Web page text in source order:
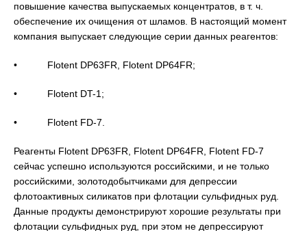
повышение качества выпускаемых концентратов, в т. ч.
обеспечение их очищения от шламов. В настоящий момент
компания выпускает следующие серии данных реагентов:
• Flotent DP63FR, Flotent DP64FR;
• Flotent DT-1;
• Flotent FD-7.
Реагенты Flotent DP63FR, Flotent DP64FR, Flotent FD-7
сейчас успешно используются российскими, и не только
российскими, золотодобытчиками для депрессии
флотоактивных силикатов при флотации сульфидных руд.
Данные продукты демонстрируют хорошие результаты при
флотации сульфидных руд, при этом не депрессируют